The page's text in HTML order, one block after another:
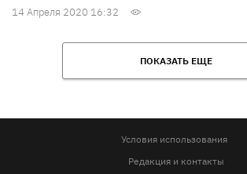
14 Апреля 2020 16:32
ПОКАЗАТЬ ЕЩЕ
Условия использования
Редакция и контакты